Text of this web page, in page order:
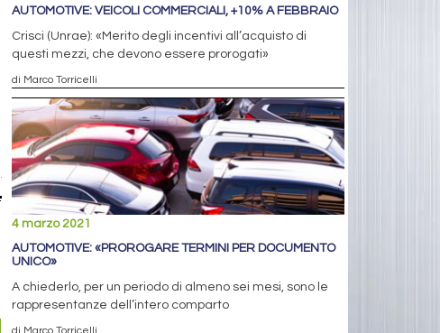
AUTOMOTIVE: VEICOLI COMMERCIALI, +10% A FEBBRAIO
Crisci (Unrae): «Merito degli incentivi all’acquisto di
questi mezzi, che devono essere prorogati»
di Marco Torricelli
4 marzo 2021
AUTOMOTIVE: «PROROGARE TERMINI PER DOCUMENTO
UNICO»
A chiederlo, per un periodo di almeno sei mesi, sono le
rappresentanze dell’intero comparto
di Marco Torricelli